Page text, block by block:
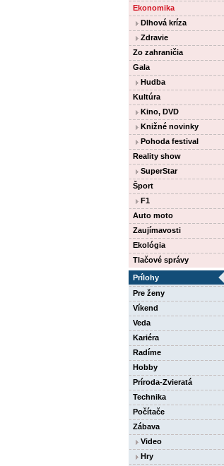
Ekonomika
Dlhová kríza
Zdravie
Zo zahraničia
Gala
Hudba
Kultúra
Kino, DVD
Knižné novinky
Pohoda festival
Reality show
SuperStar
Šport
F1
Auto moto
Zaujímavosti
Ekológia
Tlačové správy
Prílohy
Pre ženy
Víkend
Veda
Kariéra
Radíme
Hobby
Príroda-Zvieratá
Technika
Počítače
Zábava
Video
Hry